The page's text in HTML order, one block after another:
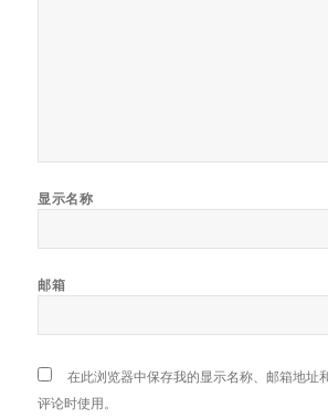
显示名称
邮箱
在此浏览器中保存我的显示名称、邮箱地址
评论时使用。